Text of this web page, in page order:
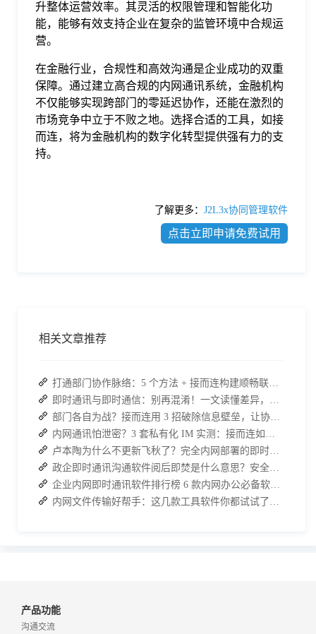
升整体运营效率。其灵活的权限管理和智能化功
能，能够有效支持企业在复杂的监管环境中合规运
营。
在金融行业，合规性和高效沟通是企业成功的双重
保障。通过建立高合规的内网通讯系统，金融机构
不仅能够实现跨部门的零延迟协作，还能在激烈的
市场竞争中立于不败之地。选择合适的工具，如接
而连，将为金融机构的数字化转型提供强有力的支
持。
了解更多： J2L3x协同管理软件
点击立即申请免费试用
相关文章推荐
打通部门协作脉络：5 个方法 + 接而连构建顺畅联动团队
即时通讯与即时通信：别再混淆！一文读懂差异，接而连适配企业协作需求
部门各自为战？接而连用 3 招破除信息壁垒，让协作效率翻倍
内网通讯怕泄密？3 套私有化 IM 实测：接而连如何筑牢安全防线并提效
卢本陶为什么不更新飞秋了？完全内网部署的即时通讯软件推荐
政企即时通讯沟通软件阅后即焚是什么意思？安全聊天软件介绍
企业内网即时通讯软件排行榜 6 款内网办公必备软件介绍
内网文件传输好帮手：这几款工具软件你都试试了吗？
产品功能
沟通交流